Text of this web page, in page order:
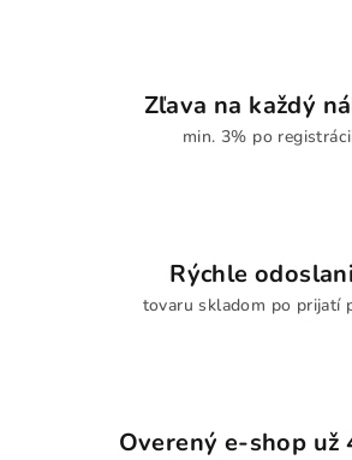
Zľava na každý
min. 3% po
Rýchle
tovaru skladom po prijatí
Overený e-shop už